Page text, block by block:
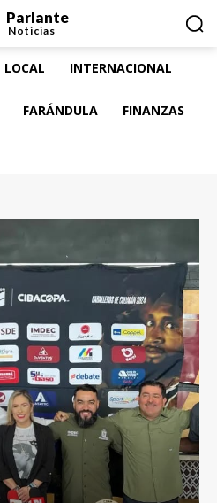
Parlante
Noticias
LOCAL INTERNACIONAL
FARÁNDULA FINANZAS